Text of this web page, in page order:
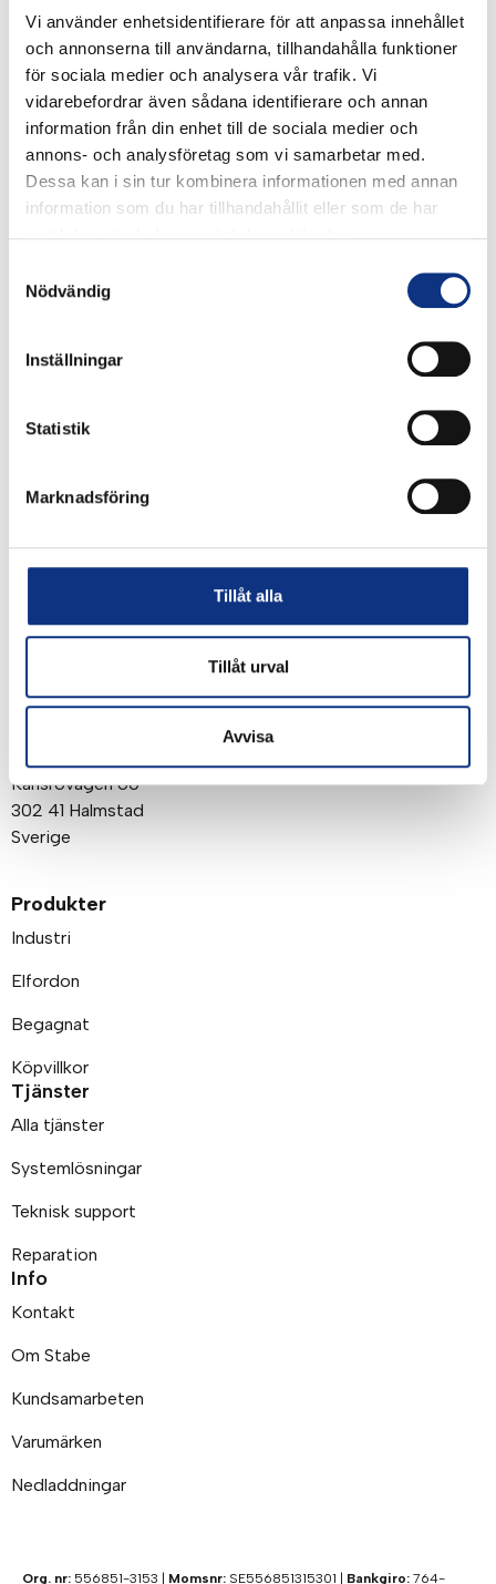
Vi använder enhetsidentifierare för att anpassa innehållet
och annonserna till användarna, tillhandahålla funktioner
för sociala medier och analysera vår trafik. Vi
vidarebefordrar även sådana identifierare och annan
information från din enhet till de sociala medier och
annons- och analysföretag som vi samarbetar med.
Dessa kan i sin tur kombinera informationen med annan
information som du har tillhandahållit eller som de har
Nödvändig
Inställningar
Statistik
Marknadsföring
Tillåt alla
Tillåt urval
Avvisa
Stabes nyhetsbrev
Signa upp dig på vår nyhetsbrev.
Genom att klicka på “Signa upp” dig bekräftar du
Om företaget
Karlsrovägen 60
302 41 Halmstad
Sverige
Produkter
Industri
Elfordon
Begagnat
Köpvillkor
Tjänster
Alla tjänster
Systemlösningar
Teknisk support
Reparation
Info
Kontakt
Om Stabe
Kundsamarbeten
Varumärken
Nedladdningar
Org. nr: 556851-3153 | Momsnr: SE556851315301 | Bankgiro: 764-